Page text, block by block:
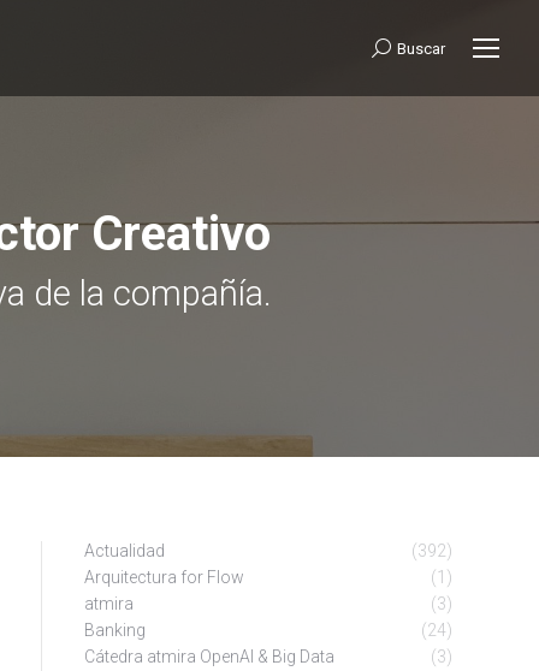
Buscar:
Buscar
Creativo
de la compañía.
Actualidad
(392)
Arquitectura for Flow
(1)
atmira
(3)
Banking
(24)
Cátedra atmira OpenAI & Big Data
(3)